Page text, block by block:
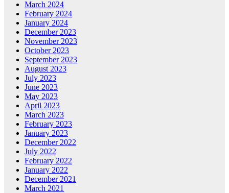
March 2024
February 2024
January 2024
December 2023
November 2023
October 2023
September 2023
August 2023
July 2023
June 2023
May 2023
April 2023
March 2023
February 2023
January 2023
December 2022
July 2022
February 2022
January 2022
December 2021
March 2021